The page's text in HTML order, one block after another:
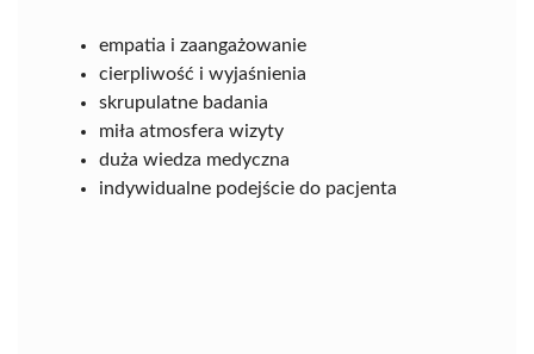
empatia i zaangażowanie
cierpliwość i wyjaśnienia
skrupulatne badania
miła atmosfera wizyty
duża wiedza medyczna
indywidualne podejście do pacjenta